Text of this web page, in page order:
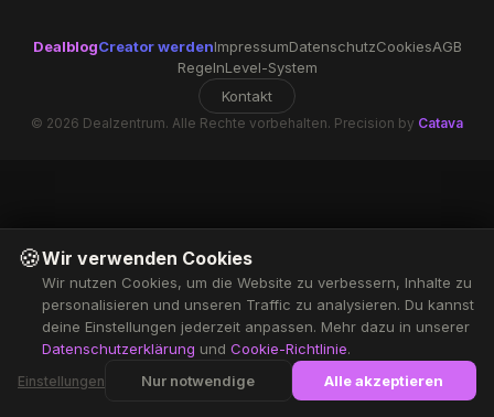
DealblogCreator werdenImpressumDatenschutzCookiesAGB
RegelnLevel-System
Kontakt
© 2026 Dealzentrum. Alle Rechte vorbehalten. Precision by Catava
🍪Wir verwenden Cookies
Wir nutzen Cookies, um die Website zu verbessern, Inhalte zu
personalisieren und unseren Traffic zu analysieren. Du kannst
deine Einstellungen jederzeit anpassen. Mehr dazu in unserer
Datenschutzerklärung und Cookie-Richtlinie.
Einstellungen Nur notwendige Alle akzeptieren